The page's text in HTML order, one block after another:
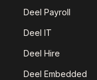
Deel Payroll
Deel IT
Deel Hire
Deel Embedded